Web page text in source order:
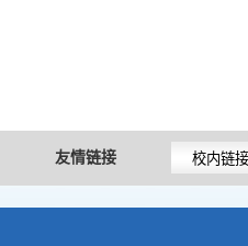
友情链接